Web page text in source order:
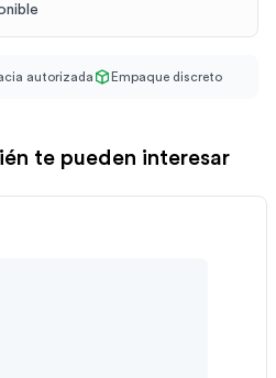
autorizada Empaque discreto
te pueden interesar